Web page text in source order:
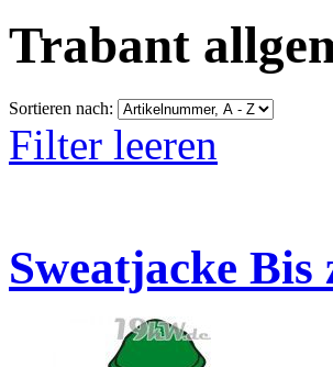
Trabant
Sortieren nach:
Filter leeren
Sweatjacke